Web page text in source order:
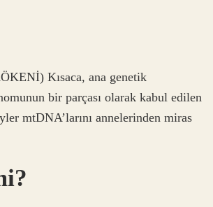
Kısaca, ana genetik
bir parçası olarak kabul edilen
mtDNA’larını annelerinden miras